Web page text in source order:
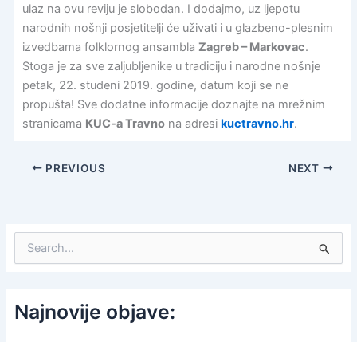
ulaz na ovu reviju je slobodan. I dodajmo, uz ljepotu
narodnih nošnji posjetitelji će uživati i u glazbeno-plesnim
izvedbama folklornog ansambla Zagreb – Markovac.
Stoga je za sve zaljubljenike u tradiciju i narodne nošnje
petak, 22. studeni 2019. godine, datum koji se ne
propušta! Sve dodatne informacije doznajte na mrežnim
stranicama KUC-a Travnona adresi kuctravno.hr.
PREVIOUS NEXT
c
hNajnovije objave: